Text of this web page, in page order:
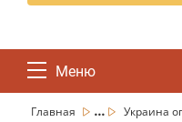
Меню
Главная ...
Украина